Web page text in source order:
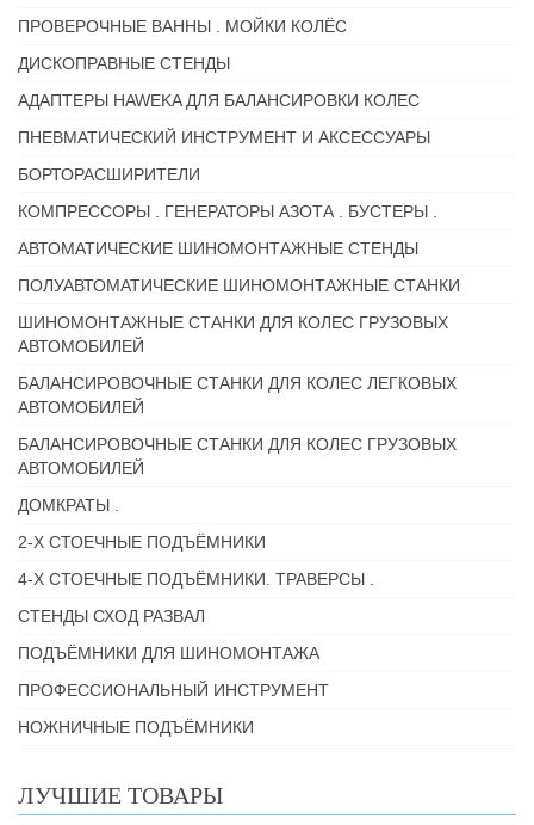
ПРОВЕРОЧНЫЕ ВАННЫ . МОЙКИ КОЛЁС
ДИСКОПРАВНЫЕ СТЕНДЫ
АДАПТЕРЫ HAWEKA ДЛЯ БАЛАНСИРОВКИ КОЛЕС
ПНЕВМАТИЧЕСКИЙ ИНСТРУМЕНТ И АКСЕССУАРЫ
БОРТОРАСШИРИТЕЛИ
КОМПРЕССОРЫ . ГЕНЕРАТОРЫ АЗОТА . БУСТЕРЫ .
АВТОМАТИЧЕСКИЕ ШИНОМОНТАЖНЫЕ СТЕНДЫ
ПОЛУАВТОМАТИЧЕСКИЕ ШИНОМОНТАЖНЫЕ СТАНКИ
ШИНОМОНТАЖНЫЕ СТАНКИ ДЛЯ КОЛЕС ГРУЗОВЫХ
АВТОМОБИЛЕЙ
БАЛАНСИРОВОЧНЫЕ СТАНКИ ДЛЯ КОЛЕС ЛЕГКОВЫХ
АВТОМОБИЛЕЙ
БАЛАНСИРОВОЧНЫЕ СТАНКИ ДЛЯ КОЛЕС ГРУЗОВЫХ
АВТОМОБИЛЕЙ
ДОМКРАТЫ .
2-Х СТОЕЧНЫЕ ПОДЪЁМНИКИ
4-Х СТОЕЧНЫЕ ПОДЪЁМНИКИ. ТРАВЕРСЫ .
СТЕНДЫ СХОД РАЗВАЛ
ПОДЪЁМНИКИ ДЛЯ ШИНОМОНТАЖА
ПРОФЕССИОНАЛЬНЫЙ ИНСТРУМЕНТ
НОЖНИЧНЫЕ ПОДЪЁМНИКИ
ЛУЧШИЕ ТОВАРЫ